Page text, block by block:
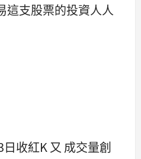
這支股票的投資人人
收紅K 又 成交量創